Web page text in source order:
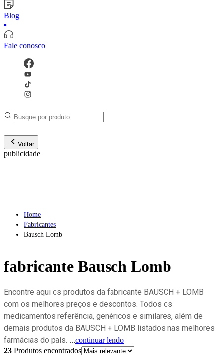
Blog
Fale conosco
Voltar
publicidade
Home
Fabricantes
Bausch Lomb
fabricante Bausch Lomb
Encontre aqui os produtos da fabricante BAUSCH + LOMB
com os melhores preços e descontos. Todos os
medicamentos referência, genéricos e similares, além de
demais produtos da BAUSCH + LOMB listados nas melhores
farmácias do país. ...continuar lendo
23 Produtos encontrados